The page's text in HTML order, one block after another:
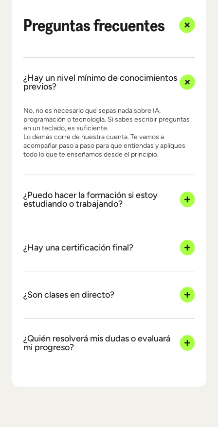
Preguntas frecuentes
¿Hay un nivel mínimo de conocimientos
previos?
No, no es necesario que sepas nada sobre IA,
programación o tecnología. Si sabes escribir preguntas
en un teclado, es suficiente.
Lo demás corre de nuestra cuenta. Te vamos a
acompañar paso a paso para que entiendas y apliques
todo lo que te enseñamos desde el principio.
¿Puedo hacer la formación si estoy
estudiando o trabajando?
¿Hay una certificación final?
¿Son clases en directo?
¿Quién resolverá mis dudas o evaluará
mi progreso?